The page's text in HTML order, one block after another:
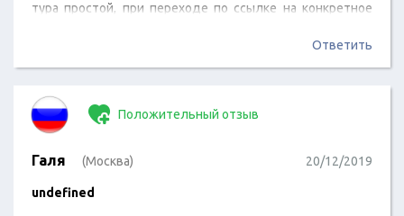
тура простой, при переходе по ссылке на конкретное
оформлена=) некоторые побаиваются, что могут
можно поехать к ним в офис, который у каждого есть.
Ответить
Положительный отзыв
Галя (Москва) 20/12/2019
undefined